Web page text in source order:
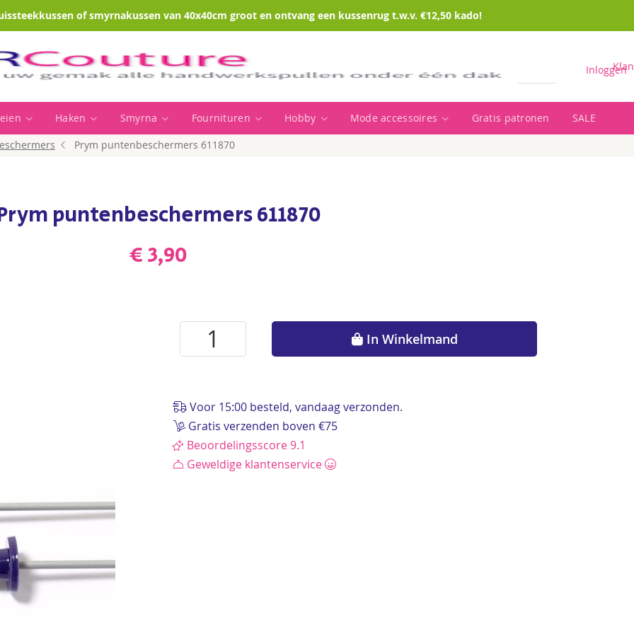
of smyrnakussen van 40x40cm groot en ontvang een kussenrug t.w.v. €12,50 kado!
Zoeken
Inloggen
Haken Smyrna Fournituren Hobby Mode accessoires Gratis patronen
SALE
Prym puntenbeschermers 611870
puntenbeschermers 611870
€ 3,90
In Winkelmand
Voor 15:00 besteld, vandaag verzonden.
Gratis verzenden boven €75
Beoordelingsscore 9.1
Geweldige klantenservice